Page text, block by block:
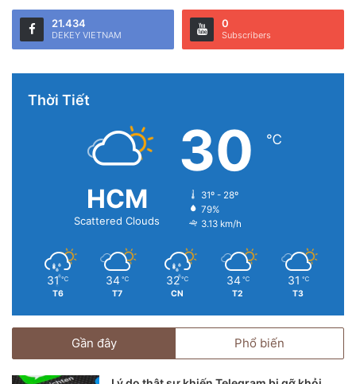
21.434
DEKEY VIETNAM
0
Subscribers
Thời Tiết
HCM
Scattered Clouds
30 ℃
31º - 28º
79%
3.13 km/h
31 ℃
T6
34 ℃
T7
32 ℃
CN
34 ℃
T2
31 ℃
T3
Gần đây Phổ biến